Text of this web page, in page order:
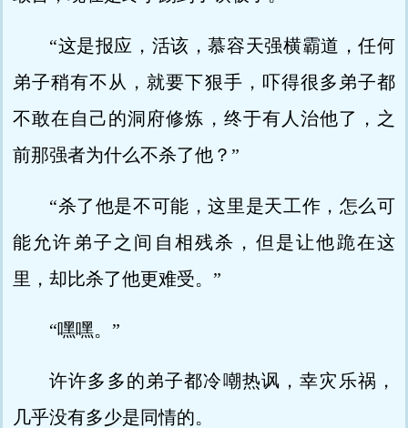
“这是报应，活该，慕容天强横霸道，任何
弟子稍有不从，就要下狠手，吓得很多弟子都
不敢在自己的洞府修炼，终于有人治他了，之
前那强者为什么不杀了他？”
“杀了他是不可能，这里是天工作，怎么可
能允许弟子之间自相残杀，但是让他跪在这
里，却比杀了他更难受。”
“嘿嘿。”
许许多多的弟子都冷嘲热讽，幸灾乐祸，
几乎没有多少是同情的。